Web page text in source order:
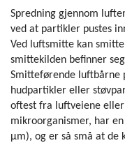
Spredning gjennom
ved at partikler pustes
Ved luftsmitte kan
smittekilden befinner
Smitteførende luftbårne
hudpartikler eller
oftest fra luftveiene
mikroorganismer, har
μm), og er så små at de